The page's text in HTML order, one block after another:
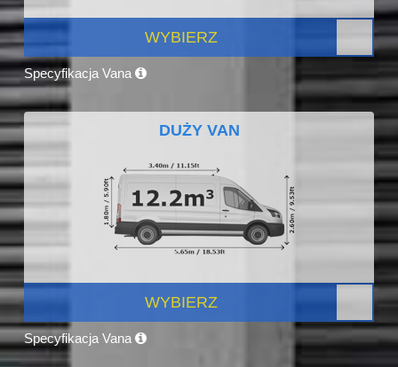
WYBIERZ
Specyfikacja Vana
DUŻY VAN
WYBIERZ
Specyfikacja Vana